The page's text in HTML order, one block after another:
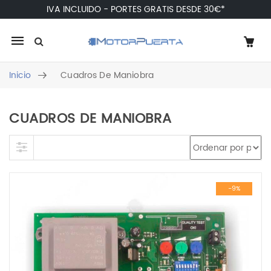
IVA INCLUIDO - PORTES GRATIS DESDE 30€*
Mobile
navigation
Inicio Cuadros De Maniobra
Skip to content
CUADROS DE MANIOBRA
-9%